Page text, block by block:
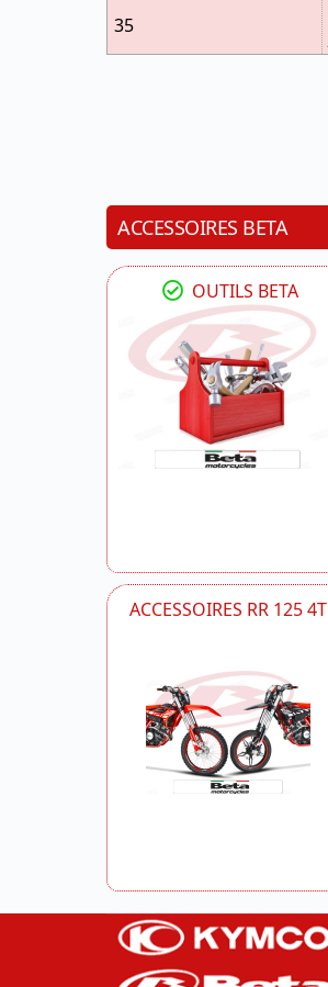
35
ACCESSOIRES BETA
OUTILS BETA
ACCESSOIRES RR 125 4T